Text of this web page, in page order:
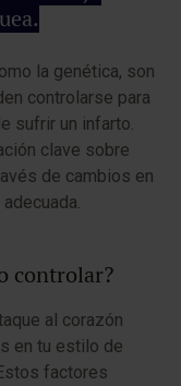
la genética, son
controlarse para
sufrir un infarto.
clave sobre
de cambios en
controlar?
al corazón
en tu estilo de
factores